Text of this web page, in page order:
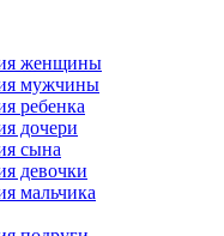
женщины
мужчины
ребенка
дочери
сына
девочки
мальчика